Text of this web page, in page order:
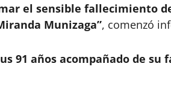
el sensible fallecimiento
Munizaga”, comenzó
91 años acompañado de